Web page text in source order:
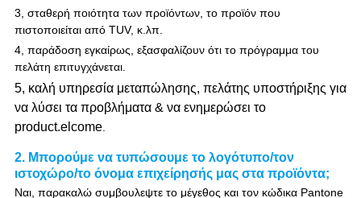
3, σταθερή ποιότητα των προϊόντων, το προϊόν που
πιστοποιείται από TUV, κ.λπ.
4, παράδοση εγκαίρως, εξασφαλίζουν ότι το πρόγραμμα του
πελάτη επιτυγχάνεται.
5, καλή υπηρεσία μεταπώλησης, πελάτης υποστήριξης για
να λύσει τα προβλήματα & να ενημερώσει το
product.elcome.
2. Μπορούμε να τυπώσουμε το λογότυπο/τον
ιστοχώρο/το όνομα επιχείρησής μας στα προϊόντα;
Ναι, παρακαλώ συμβουλεψτε το μέγεθος και τον κώδικα Pantone